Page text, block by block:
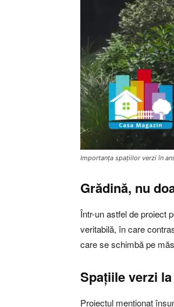
Importanța spațiilor verzi în
Grădină, nu
Într-un astfel de proiect
veritabilă, în care
care se schimbă pe
Spațiile verzi
Proiectul menționat